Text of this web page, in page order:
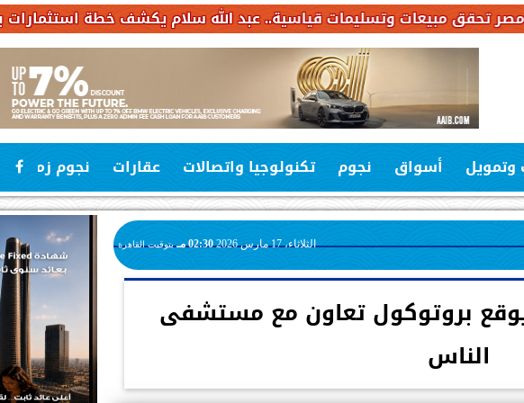
قياسية.. عبد الله سلام يكشف خطة استثمارات بـ6.4 مليار جنيه خلال 2026
وتمويل أسواق نجوم تكنولوجيا واتصالات عقارات نجوم زمان
الثلاثاء، 17 مارس 2026 02:30 مـ بتوقيت القاهرة
يوقع بروتوكول تعاون مع مستشفى
الناس